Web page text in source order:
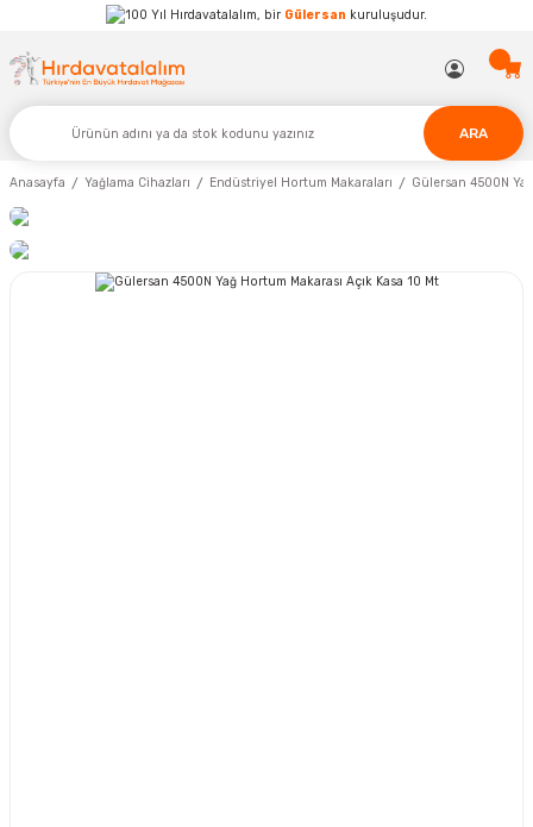
Hırdavatalalım, bir Gülersan kuruluşudur.
ARA
Anasayfa Yağlama Cihazları Endüstriyel Hortum Makaraları Gülersan 4500N